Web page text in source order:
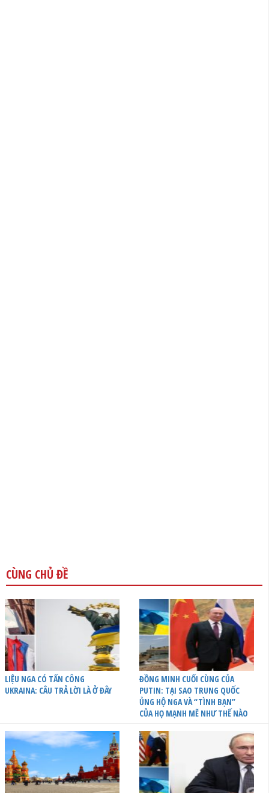
CÙNG CHỦ ĐỀ
LIỆU NGA CÓ TẤN CÔNG
UKRAINA: CÂU TRẢ LỜI LÀ Ở ĐÂY
ĐỒNG MINH CUỐI CÙNG CỦA
PUTIN: TẠI SAO TRUNG QUỐC
ỦNG HỘ NGA VÀ “TÌNH BẠN”
CỦA HỌ MẠNH MẼ NHƯ THẾ NÀO